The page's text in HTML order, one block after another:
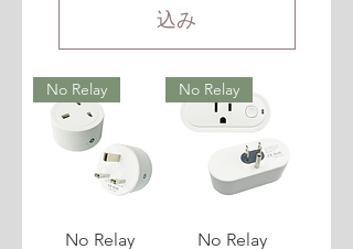
込み
No Relay
No Relay
No Relay
No Relay